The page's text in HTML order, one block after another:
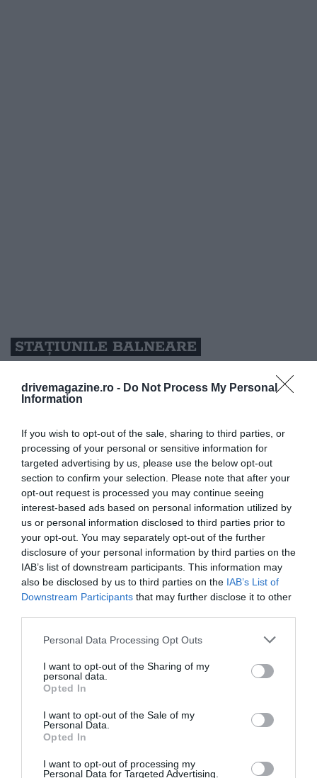
drivemagazine.ro - Do Not Process My Personal
Information
If you wish to opt-out of the sale, sharing to third parties, or
processing of your personal or sensitive information for
targeted advertising by us, please use the below opt-out
section to confirm your selection. Please note that after your
opt-out request is processed you may continue seeing
interest-based ads based on personal information utilized by
us or personal information disclosed to third parties prior to
your opt-out. You may separately opt-out of the further
disclosure of your personal information by third parties on the
IAB’s list of downstream participants. This information may
also be disclosed by us to third parties on the IAB’s List of
Downstream Participants that may further disclose it to other
Please note that this website/app uses one or more Google
not limited to your visit or usage behaviour. You may click to
grant or deny consent to Google and its third-party tags to
use your data for below specified purposes in below Google
consent section.
Personal Data Processing Opt Outs
I want to opt-out of the Sharing of my
personal data.
Opted In
I want to opt-out of the Sale of my
Personal Data.
Opted In
I want to opt-out of processing my
Personal Data for Targeted Advertising.
STAȚIUNILE BALNEARE
inspirate alegeri în extrasezon. Fie că mergi pentru
un weekend, fie pentru câteva zile în timpul
și tratamente SPA, într-o atmosferă mult mai
liniștită. Temperaturile mai domoale și lipsa
aglomerației lasă loc relaxării adevărate. Poți
combina băile cu plimbări prin stațiune, iar serile le
poți încheia la restaurantul hotelului, cu mâncare
caldă și priveliști tihnite. În timpul săptămânii apar
adesea oferte avantajoase, iar rezervările se fac, de
regulă, mai ușor.